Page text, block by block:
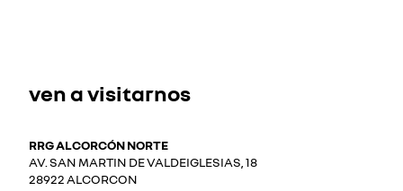
ven a visitarnos
RRG ALCORCÓN NORTE
AV. SAN MARTIN DE VALDEIGLESIAS, 18
28922 ALCORCON